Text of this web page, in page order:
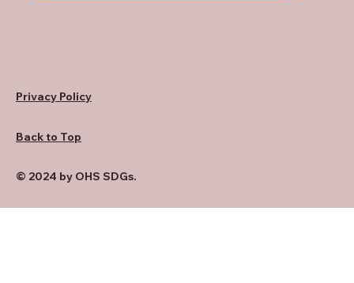
Privacy Policy
Back to Top
© 2024 by OHS SDGs.